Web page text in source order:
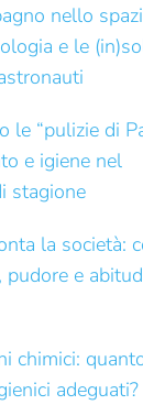
nello
e le
le “pulizie di
e igiene nel
stagione
la società:
pudore e
chimici:
adeguati?